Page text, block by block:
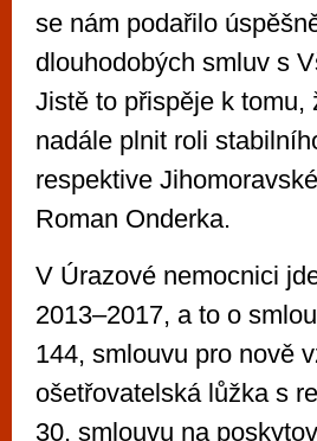
se nám podařilo
dlouhodobých smluv s
Jistě to přispěje k tomu,
nadále plnit roli
respektive
Roman Onderka.
V Úrazové nemocnici
2013–2017, a to o
144, smlouvu pro nově
ošetřovatelská lůžka s
30, smlouvu na